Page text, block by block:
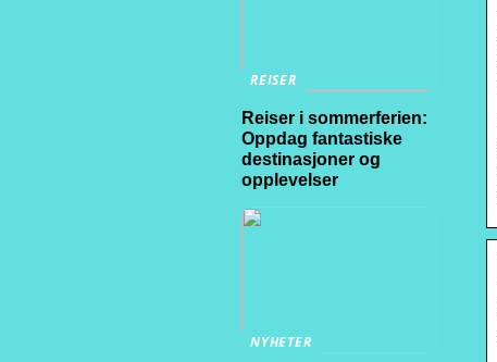
REISER
Reiser i sommerferien:
Oppdag fantastiske
destinasjoner og
opplevelser
NYHETER